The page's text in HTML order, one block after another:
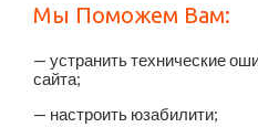
Мы Поможем Вам:
— устранить технические
сайта;
— настроить юзабилити;